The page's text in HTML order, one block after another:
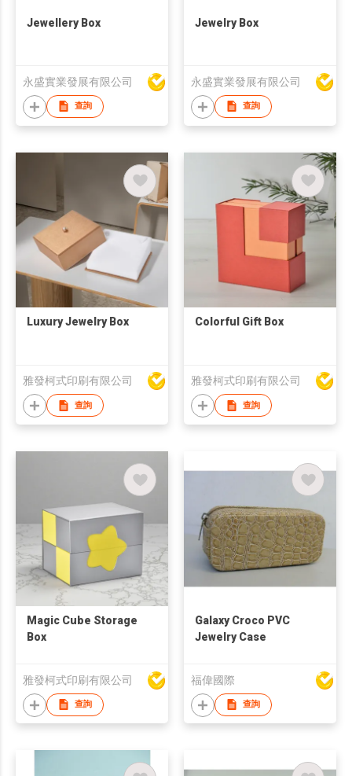
Jewellery Box
永盛實業發展有限公司
查詢
Jewelry Box
永盛實業發展有限公司
查詢
Luxury Jewelry Box
雅發柯式印刷有限公司
查詢
Colorful Gift Box
雅發柯式印刷有限公司
查詢
Magic Cube Storage
Box
雅發柯式印刷有限公司
查詢
Galaxy Croco PVC
Jewelry Case
福偉國際
查詢